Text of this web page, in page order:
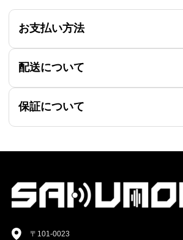
お支払い方法
配送について
保証について
〒101-0023